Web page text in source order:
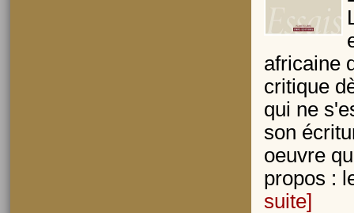
africaine
critique
qui ne
son
oeuvre
propos :
suite]